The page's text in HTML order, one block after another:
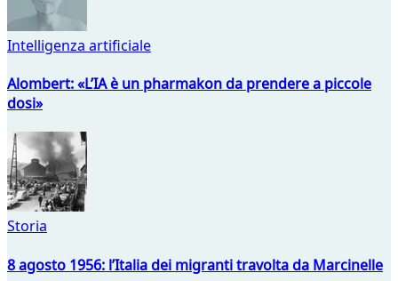
Intelligenza artificiale
Alombert: «L’IA è un pharmakon da prendere a piccole
dosi»
Storia
8 agosto 1956: l’Italia dei migranti travolta da Marcinelle